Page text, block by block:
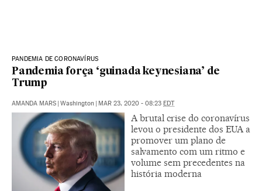
PANDEMIA DE CORONAVÍRUS
Pandemia força ‘guinada keynesiana’ de
Trump
AMANDA MARS | Washington | MAR 23, 2020 - 08:23 EDT
A brutal crise do coronavírus
levou o presidente dos EUA a
promover um plano de
salvamento com um ritmo e
volume sem precedentes na
história moderna